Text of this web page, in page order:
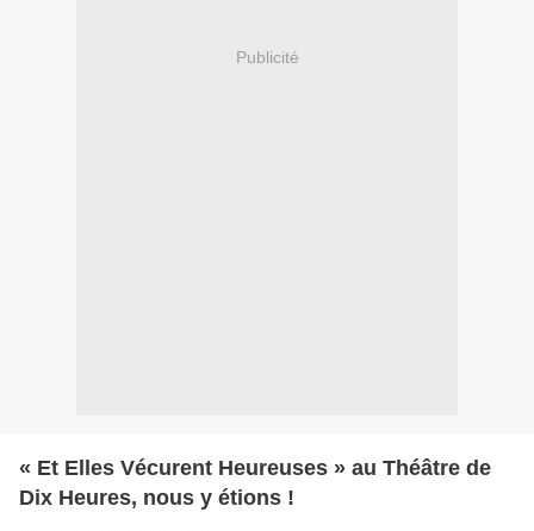
Publicité
« Et Elles Vécurent Heureuses » au Théâtre de
Dix Heures, nous y étions !